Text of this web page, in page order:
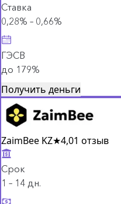
Ставка
0,28% – 0,66%
ГЭСВ
до 179%
Получить деньги
ZaimBee KZ★4,01 отзыв
Срок
1 – 14 дн.